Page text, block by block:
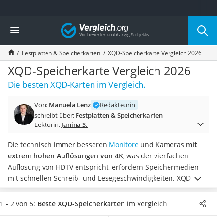
Die beliebtesten Vergleiche nach Kategorie
Elektronik
Powerstation
Monitor 32 Zoll 4K
Fernseher
Drucker
Desktop-PC
Diascanner
Laser-Multifunktionsdrucker
Powerstation mit Solarpanel
Gaming-PC
Soundbar
17-Zoll-Laptop
Satellitenschüssel
Gaming-Headset
Vergleich
Festplatten & Speicherkarten XQD-Speicherkarte Vergleich 2026
XQD-Speicherkarte Vergleich 2026
Die besten XQD-Karten im Vergleich.
Von: Manuela Lenz
Redakteurin
schreibt über: Festplatten & Speicherkarten
Lektorin: Janina S.
Die technisch immer besseren Monitore und Kameras mit
extrem hohen Auflösungen von 4K, was der vierfachen
Auflösung von HDTV entspricht, erfordern Speichermedien
mit schnellen Schreib- und Lesegeschwindigkeiten. XQD-
Speicherkarten bieten die Lösung. Auf ihnen lassen sich
Daten in hoher Geschwindigkeit speichern und auslesen
1 - 2 von 5: Beste XQD-Speicherkarten im Vergleich